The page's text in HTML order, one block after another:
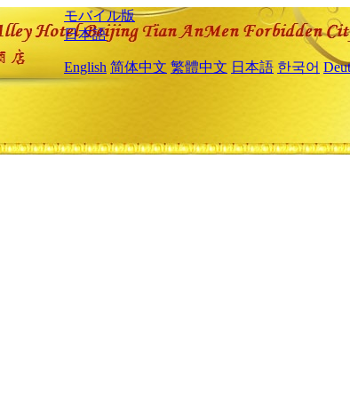
モバイル版
日本語
English 简体中文 繁體中文 日本語 한국어